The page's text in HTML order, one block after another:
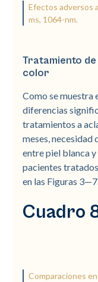
Efectos adversos
ms, 1064-nm.
Tratamiento
color
Como se muestra
diferencias
tratamientos a
meses,
entre piel blanca
pacientes
en las Figuras 3—7.
Cuadro
Comparaciones